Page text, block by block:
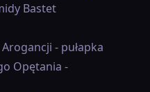
Bastet
- pułapka
Opętania -